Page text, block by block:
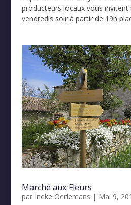
producteurs locaux vous
vendredis soir à partir de 19h
Marché aux Fleurs
par Ineke Oerlemans | Mai 9,